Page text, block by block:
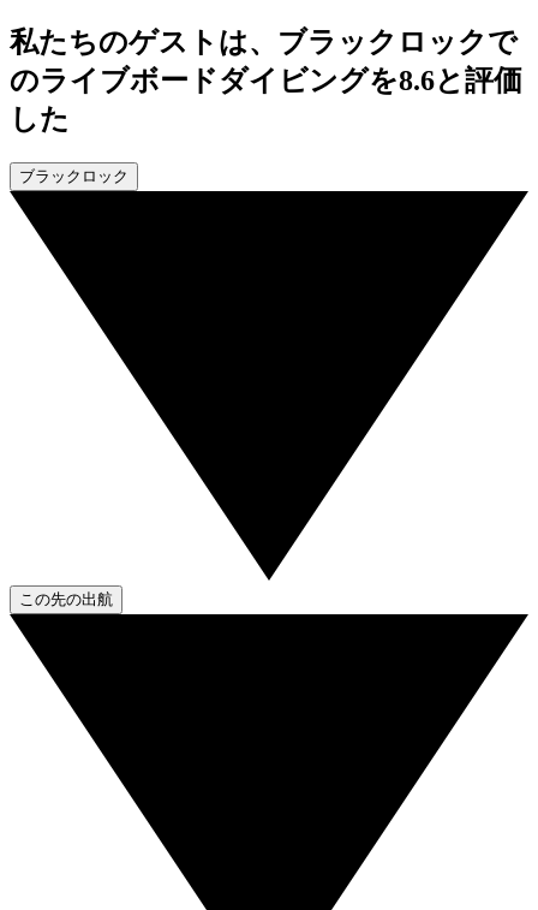
私たちのゲストは、ブラックロックで
のライブボードダイビングを8.6と評価
した
ブラックロック
この先の出航